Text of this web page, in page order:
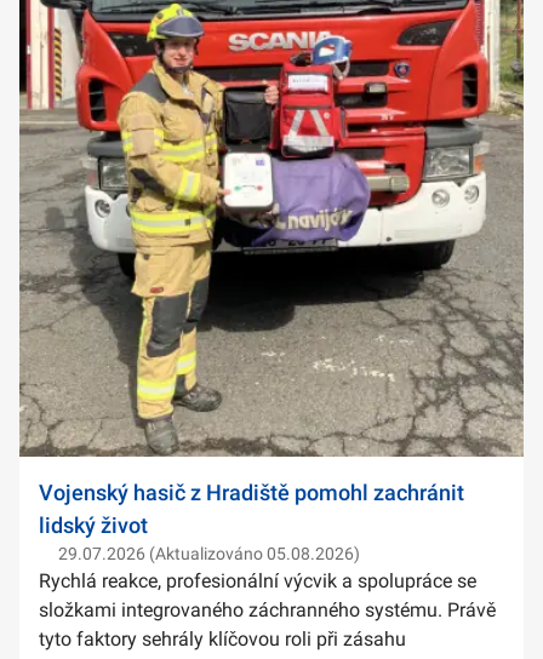
Vojenský hasič z Hradiště pomohl zachránit
lidský život
29.07.2026 (Aktualizováno 05.08.2026)
Rychlá reakce, profesionální výcvik a spolupráce se
složkami integrovaného záchranného systému. Právě
tyto faktory sehrály klíčovou roli při zásahu